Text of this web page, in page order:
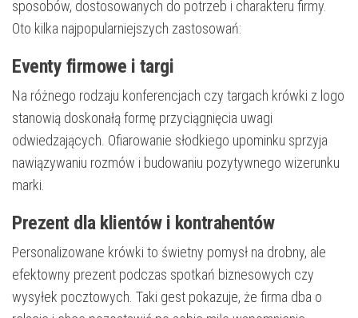
sposobów, dostosowanych do potrzeb i charakteru firmy.
Oto kilka najpopularniejszych zastosowań:
Eventy firmowe i targi
Na różnego rodzaju konferencjach czy targach krówki z logo
stanowią doskonałą formę przyciągnięcia uwagi
odwiedzających. Ofiarowanie słodkiego upominku sprzyja
nawiązywaniu rozmów i budowaniu pozytywnego wizerunku
marki.
Prezent dla klientów i kontrahentów
Personalizowane krówki to świetny pomysł na drobny, ale
efektowny prezent podczas spotkań biznesowych czy
wysyłek pocztowych. Taki gest pokazuje, że firma dba o